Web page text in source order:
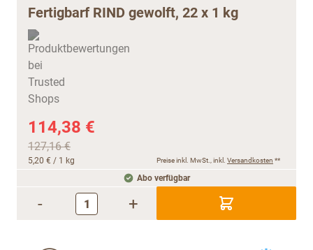
Fertigbarf RIND gewolft, 22 x 1 kg
114,38 €
127,16 €
5,20 € / 1 kg Preise inkl. MwSt., inkl. Versandkosten **
Abo verfügbar
- +